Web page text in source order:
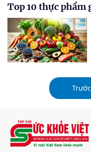
Top 10 thực phẩm